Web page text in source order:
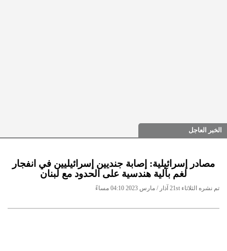
الخبر العاجل
مصادر إسرائيلية: إصابة جنديين إسرائيليين في انفجار
لغم بآلية هندسية على الحدود مع لبنان
تم نشره الثلاثاء 21st آذار / مارس 2023 04:10 مساءً